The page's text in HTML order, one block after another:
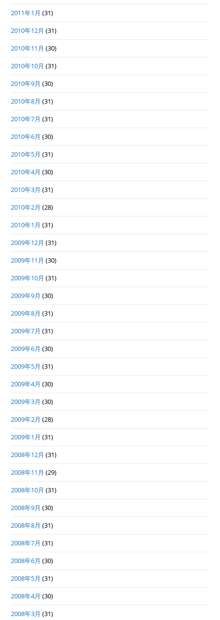
2011年1月 (31)
2010年12月 (31)
2010年11月 (30)
2010年10月 (31)
2010年9月 (30)
2010年8月 (31)
2010年7月 (31)
2010年6月 (30)
2010年5月 (31)
2010年4月 (30)
2010年3月 (31)
2010年2月 (28)
2010年1月 (31)
2009年12月 (31)
2009年11月 (30)
2009年10月 (31)
2009年9月 (30)
2009年8月 (31)
2009年7月 (31)
2009年6月 (30)
2009年5月 (31)
2009年4月 (30)
2009年3月 (30)
2009年2月 (28)
2009年1月 (31)
2008年12月 (31)
2008年11月 (29)
2008年10月 (31)
2008年9月 (30)
2008年8月 (31)
2008年7月 (31)
2008年6月 (30)
2008年5月 (31)
2008年4月 (30)
2008年3月 (31)